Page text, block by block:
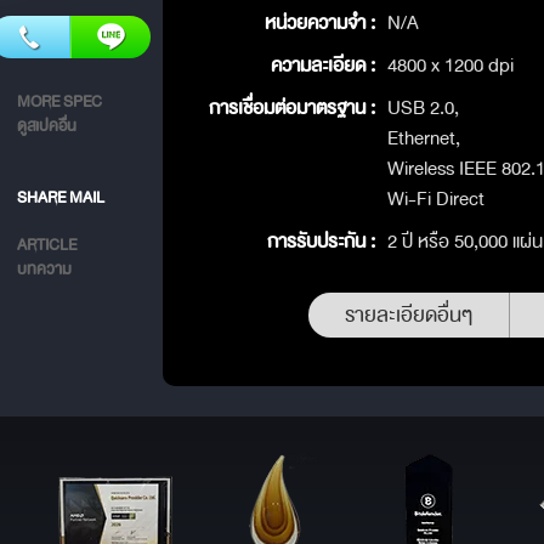
MORE SPEC
ดูสเปคอื่น
SHARE MAIL
ARTICLE
บทความ
หน่วยความจำ : N/A
ความละเอียด : 4800 x 1200 dpi
การเชื่อมต่อมาตรฐาน : USB 2.0,
Ethernet,
Wireless IEEE
Wi-Fi Direct
การรับประกัน : 2 ปี หรือ 50,000 แผ่
รายละเอียดอื่นๆ